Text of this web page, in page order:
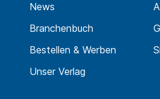
News
Branchenbuch
Bestellen & Werben
Unser Verlag